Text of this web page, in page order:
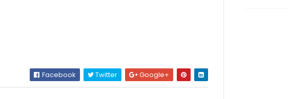
Facebook Twitter Google+